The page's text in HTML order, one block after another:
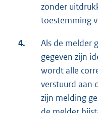
zonder
toestemming
4.
Als de melder
gegeven zijn
wordt alle
verstuurd aan
zijn melding